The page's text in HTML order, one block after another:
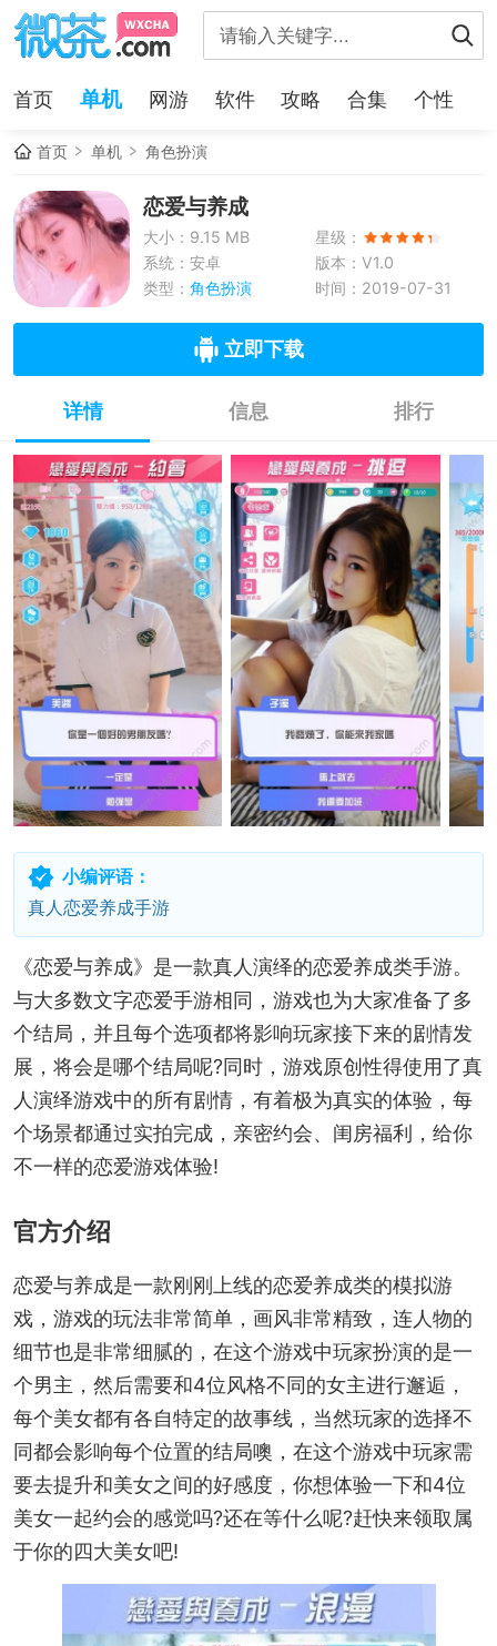
首页 单机 网游 软件 攻略 合集 个性
首页 单机 角色扮演
恋爱与养成
大小：9.15 MB
星级：
系统：安卓
版本：V1.0
类型： 角色扮演 时间：2019-07-31
立即下载
详情 信息 排行
小编评语：
真人恋爱养成手游
《恋爱与养成》是一款真人演绎的恋爱养成类手游。
与大多数文字恋爱手游相同，游戏也为大家准备了多
个结局，并且每个选项都将影响玩家接下来的剧情发
展，将会是哪个结局呢?同时，游戏原创性得使用了真
人演绎游戏中的所有剧情，有着极为真实的体验，每
个场景都通过实拍完成，亲密约会、闺房福利，给你
不一样的恋爱游戏体验!
官方介绍
恋爱与养成是一款刚刚上线的恋爱养成类的模拟游
戏，游戏的玩法非常简单，画风非常精致，连人物的
细节也是非常细腻的，在这个游戏中玩家扮演的是一
个男主，然后需要和4位风格不同的女主进行邂逅，
每个美女都有各自特定的故事线，当然玩家的选择不
同都会影响每个位置的结局噢，在这个游戏中玩家需
要去提升和美女之间的好感度，你想体验一下和4位
美女一起约会的感觉吗?还在等什么呢?赶快来领取属
于你的四大美女吧!